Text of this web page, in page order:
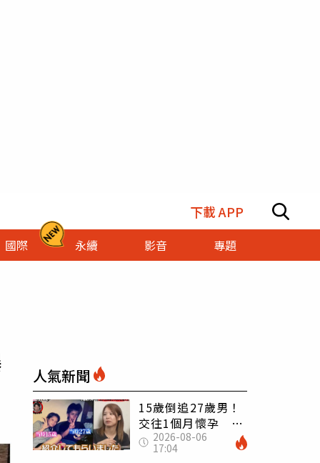
下載 APP
國際 永續 影音
專題
人氣新聞
15歲倒追27歲男！
交往1個月懷孕 36
歲當阿嬤故事曝光
2026-08-06
17:04